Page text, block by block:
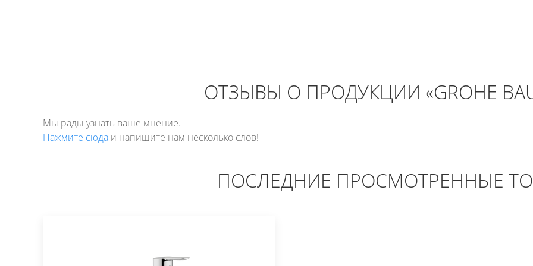
ОТЗЫВЫ О ПРОДУКЦИИ «GROHE
Мы рады узнать ваше мнение.
Нажмите сюда и напишите нам несколько слов!
ПОСЛЕДНИЕ ПРОСМОТРЕННЫЕ